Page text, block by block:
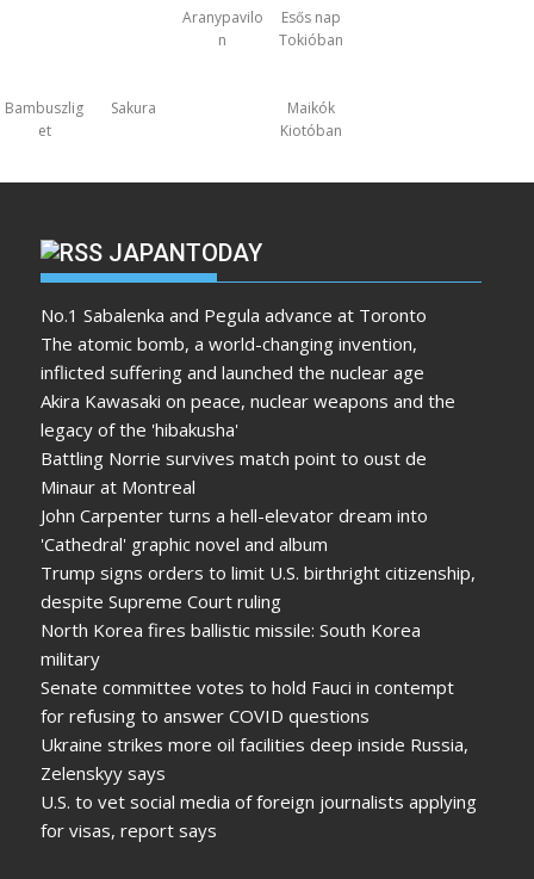
Aranypavilo
n
Esős nap
Tokióban
Bambuszlig
et
Sakura
Maikók
Kiotóban
JAPANTODAY
No.1 Sabalenka and Pegula advance at Toronto
The atomic bomb, a world-changing invention,
inflicted suffering and launched the nuclear age
Akira Kawasaki on peace, nuclear weapons and the
legacy of the 'hibakusha'
Battling Norrie survives match point to oust de
Minaur at Montreal
John Carpenter turns a hell-elevator dream into
'Cathedral' graphic novel and album
Trump signs orders to limit U.S. birthright citizenship,
despite Supreme Court ruling
North Korea fires ballistic missile: South Korea
military
Senate committee votes to hold Fauci in contempt
for refusing to answer COVID questions
Ukraine strikes more oil facilities deep inside Russia,
Zelenskyy says
U.S. to vet social media of foreign journalists applying
for visas, report says